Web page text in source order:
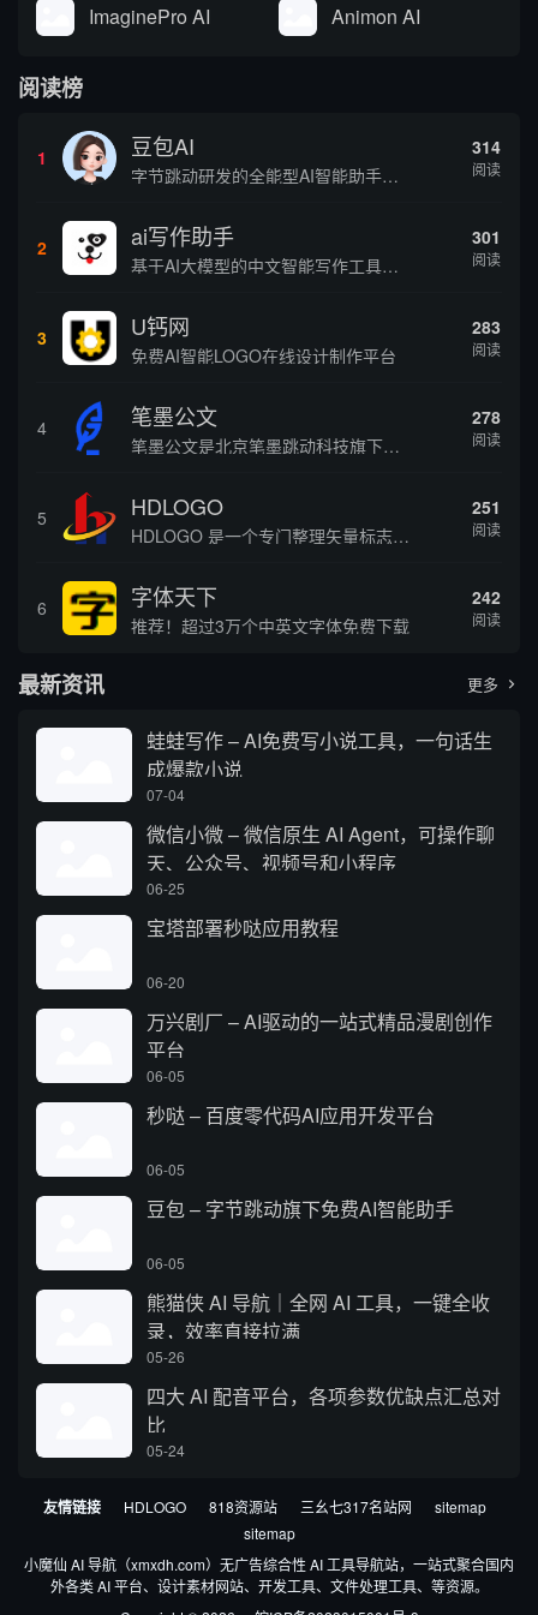
ImaginePro AI Animon AI
阅读榜
1 豆包AI
字节跳动研发的全能型AI智能助手，提供智能对话、知识问答、内容创作、学习办公等一站式AI服务
314
阅读
2 ai写作助手
基于AI大模型的中文智能写作工具，面向学生、自媒体、职场人士提供一站式文本创作服务 核心定位 AI写作助手是依托人工智能技术打造的创作辅助平台，专注中文文本生成与优化，帮助用户快速完成各类文案、文章、论文等内容创作，提升写作效率 核心功能 ...
301
阅读
3 U钙网
免费AI智能LOGO在线设计制作平台
283
阅读
4 笔墨公文
笔墨公文是北京笔墨跳动科技旗下垂直公文赛道 AIGC 创作平台，深耕体制公文专业场景，依托海量标准公文语料训练专属大模型。平台整合 AI 公文生成、全维度智能校对、范文库、实时更新素材库、标准化公文模板五大核心板块，兼顾公文快速撰写、文稿合...
278
阅读
5 HDLOGO
HDLOGO 是一个专门整理矢量标志和图标的网站，提供各类品牌和公司的矢量标志下载服务，主要面向设计师、营销人员和企业用户，帮他们获取高质量的品牌标识资源。
251
阅读
6 字体天下
推荐！超过3万个中英文字体免费下载
242
阅读
最新资讯 更多 
蛙蛙写作 – AI免费写小说工具，一句话生
成爆款小说
07-04
微信小微 – 微信原生 AI Agent，可操作聊
天、公众号、视频号和小程序
06-25
宝塔部署秒哒应用教程
06-20
万兴剧厂 – AI驱动的一站式精品漫剧创作
平台
06-05
秒哒 – 百度零代码AI应用开发平台
06-05
豆包 – 字节跳动旗下免费AI智能助手
06-05
熊猫侠 AI 导航｜全网 AI 工具，一键全收
录，效率直接拉满
05-26
四大 AI 配音平台，各项参数优缺点汇总对
比
05-24
友情链接 HDLOGO 818资源站 三幺七317名站网
sitemap
sitemap
小魔仙 AI 导航（xmxdh.com）无广告综合性 AI 工具导航站，一站式聚合国内
外各类 AI 平台、设计素材网站、开发工具、文件处理工具、等资源。